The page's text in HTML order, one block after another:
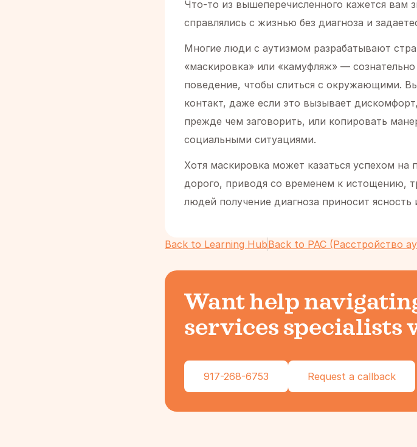
Что-то из вышеперечисленного кажется вам
справлялись с жизнью без диагноза и
Многие люди с аутизмом разрабатывают
«маскировка» или «камуфляж» —
поведение, чтобы слиться с окружающими.
контакт, даже если это вызывает
прежде чем заговорить, или копировать
социальными ситуациями.
Хотя маскировка может казаться успехом на
дорого, приводя со временем к истощению,
людей получение диагноза приносит
Back to Learning HubBack to РАС (Расстройство
Want help
services specialists
917-268-6753 Request a callback